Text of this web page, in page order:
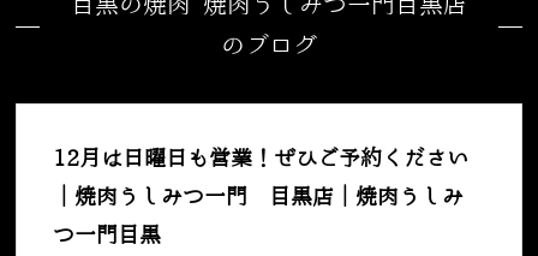
目黒の焼肉 焼肉うしみつ一門目黒店
のブログ
12月は日曜日も営業！ぜひご予約ください
｜焼肉うしみつ一門 目黒店｜焼肉うしみ
つ一門目黒